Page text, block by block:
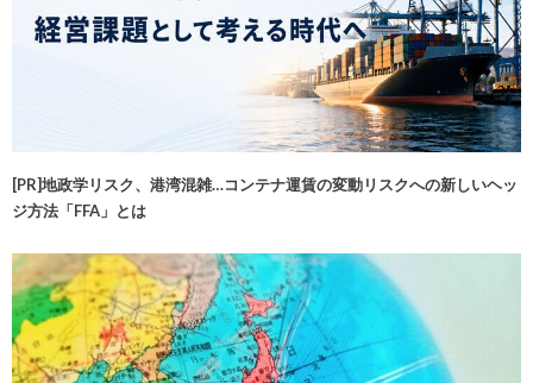
[PR]地政学リスク、港湾混雑…コンテナ運賃の変動リスクへの新しいヘッ
ジ方法「FFA」とは